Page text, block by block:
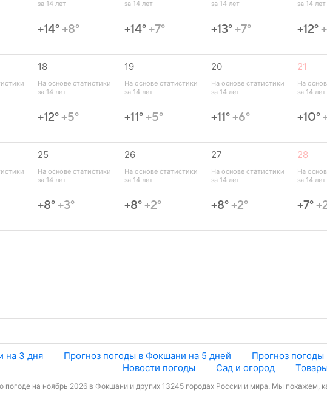
за 14 лет
+14°+8°
за 14 лет
+14°+7°
за 14 лет
+13°+7°
за 14 лет
+12°
18
На основе статистики
за 14 лет
+12°+5°
19
На основе статистики
за 14 лет
+11°+5°
20
На основе статистики
за 14 лет
+11°+6°
21
На
за 14 лет
+10°
25
На основе статистики
за 14 лет
+8°+3°
26
На основе статистики
за 14 лет
+8°+2°
27
На основе статистики
за 14 лет
+8°+2°
28
На
за 14 лет
+7°
на 3 дня Прогноз погоды в Фокшани на 5 дней Прогноз
Новости погоды
Сад и огород
на ноябрь 2026 в Фокшани и других 13245 городах России и мира. Мы покажем,